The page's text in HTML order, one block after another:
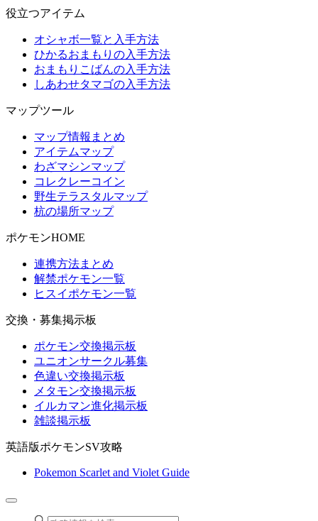
役立つアイテム
オシャボ一覧と入手方法
ひかるおまもりの入手方法
おまもりこばんの入手方法
しあわせタマゴの入手方法
マップツール
マップ情報まとめ
アイテムマップ
わざマシンマップ
コレクレーコイン
野生テラスタルマップ
杭の場所マップ
ポケモンHOME
連携方法まとめ
解禁ポケモン一覧
ヒスイポケモン一覧
交換・募集掲示板
ポケモン交換掲示板
ユニオンサークル募集
色違い交換掲示板
メタモン交換掲示板
イルカマン進化掲示板
雑談掲示板
英語版ポケモンSV攻略
Pokemon Scarlet and Violet Guide